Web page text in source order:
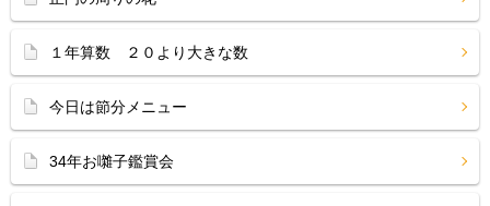
１年算数 ２０より大きな数
今日は節分メニュー
34年お囃子鑑賞会